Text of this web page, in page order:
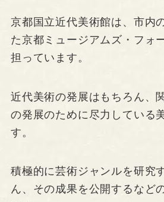
京都国立近代美術館は、市内
た京都ミュージアムズ・フォ
担っています。
近代美術の発展はもちろん、
の発展のために尽力している
す。
積極的に芸術ジャンルを研究
ん、その成果を公開するなど